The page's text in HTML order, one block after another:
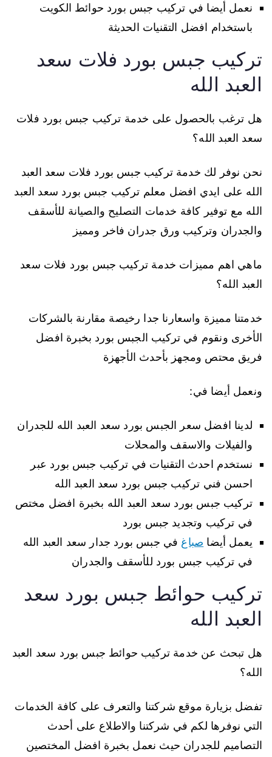
نعمل أيضا في تركيب جبس بورد حوائط الكويت
باستخدام افضل التقنيات الحديثة
تركيب جبس بورد فلات سعد
العبد الله
هل ترغب بالحصول على خدمة تركيب جبس بورد فلات
سعد العبد الله؟
نحن نوفر لك خدمة تركيب جبس بورد فلات سعد العبد
الله على ايدي افضل معلم تركيب جبس بورد سعد العبد
الله مع توفير كافة خدمات التصليح والصيانة للأسقف
والجدران وتركيب ورق جدران فاخر ومميز
ماهي اهم مميزات خدمة تركيب جبس بورد فلات سعد
العبد الله؟
خدمتنا مميزة واسعارنا جدا رخيصة مقارنة بالشركات
الأخرى ونقوم في تركيب الجبس بورد بخبرة افضل
فريق محتص ومجهز بأحدث الأجهزة
ونعمل أيضا في:
لدينا افضل سعر الجبس بورد سعد العبد الله للجدران
والفيلات والاسقف والمحلات
نستخدم احدث التقنيات في تركيب جبس بورد عبر
احسن فني تركيب جبس بورد سعد العبد الله
تركيب جبس بورد سعد العبد الله بخبرة افضل مختص
في تركيب وتجديد جبس بورد
يعمل أيضا صباغ في جبس بورد جدار سعد العبد الله
في تركيب جبس بورد للأسقف والجدران
تركيب حوائط جبس بورد سعد
العبد الله
هل تبحث عن خدمة تركيب حوائط جبس بورد سعد العبد
الله؟
تفضل بزيارة موقع شركتنا والتعرف على كافة الخدمات
التي نوفرها لكم في شركتنا والاطلاع على أحدث
التصاميم للجدران حيث نعمل بخبرة افضل المختصين